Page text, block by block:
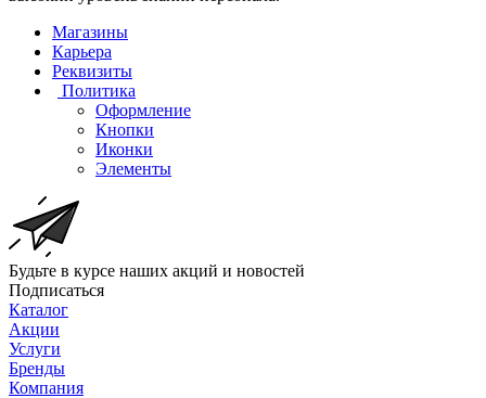
Магазины
Карьера
Реквизиты
Политика
Оформление
Кнопки
Иконки
Элементы
Будьте в курсе наших акций и новостей
Подписаться
Каталог
Акции
Услуги
Бренды
Компания